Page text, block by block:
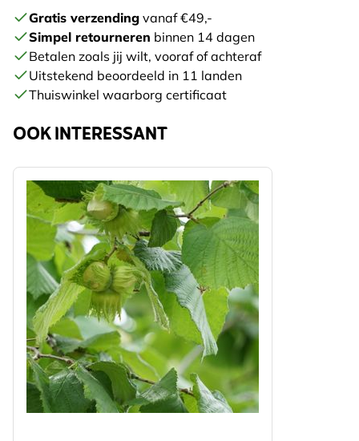
het product weer op voorraad is:
STUUR ME EEN BERICHT
Gratis verzending vanaf €49,-
Simpel retourneren binnen 14 dagen
Betalen zoals jij wilt, vooraf of achteraf
Uitstekend beoordeeld in 11 landen
Thuiswinkel waarborg certificaat
OOK INTERESSANT